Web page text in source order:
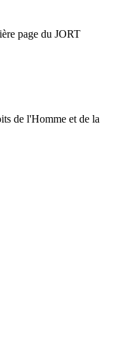
page du JORT
de l'Homme et de la